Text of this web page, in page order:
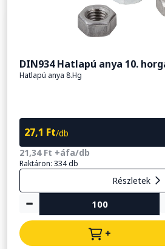
DIN934 Hatlapú anya 10.
Hatlapú anya 8.Hg
27,1 Ft/db
21,34 Ft +áfa/db
Raktáron: 334 db
Részletek
+